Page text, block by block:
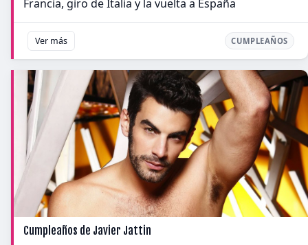
Francia, giro de Italia y la vuelta a España
Ver más CUMPLEAÑOS
Cumpleaños de Javier Jattin